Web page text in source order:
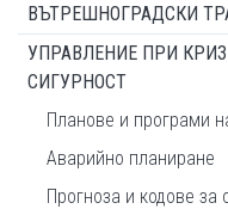
ВЪТРЕШНОГРАДСКИ
УПРАВЛЕНИЕ ПРИ
СИГУРНОСТ
Планове и програми
Аварийно планиране
Прогноза и кодове за